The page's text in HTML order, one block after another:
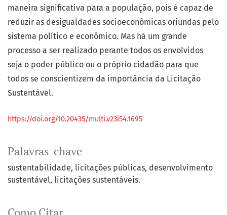
Palavras-chave
sustentabilidade licitações públicas desenvolvimento
sustentável licitações sustentáveis.
maneira significativa para a população, pois é capaz de
reduzir as desigualdades socioeconômicas oriundas pelo
sistema político e econômico. Mas há um grande
processo a ser realizado perante todos os envolvidos
seja o poder público ou o próprio cidadão para que
todos se conscientizem da importância da Licitação
Sustentável.
https://doi.org/10.20435/multi.v23i54.1695